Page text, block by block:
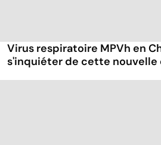
Virus respiratoire MPVh en
s'inquiéter de cette nouvelle